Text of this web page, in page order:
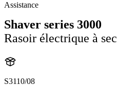
Assistance
Shaver series 3000
Rasoir électrique à sec
S3110/08